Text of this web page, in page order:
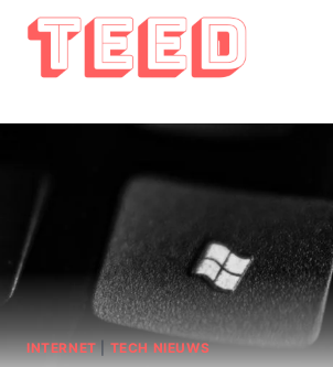
Doorgaan
naar
inhoud
INTERNET TECH NIEUWS